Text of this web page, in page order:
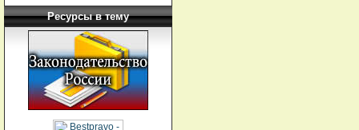
Ресурсы в тему